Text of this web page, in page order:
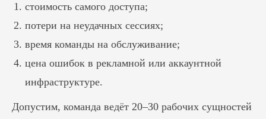
стоимость самого доступа;
потери на неудачных сессиях;
время команды на обслуживание;
цена ошибок в рекламной или аккаунтной
инфраструктуре.
Допустим, команда ведёт 20–30 рабочих сущностей